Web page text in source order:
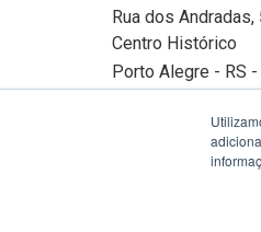
Rua dos Andradas,
Centro Histórico
Porto Alegre - RS -
32882740